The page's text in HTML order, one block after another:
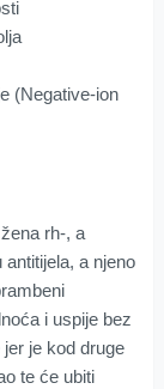
(Negative-ion
rh-, a
a njeno
i uspije bez
je kod druge
te će ubiti